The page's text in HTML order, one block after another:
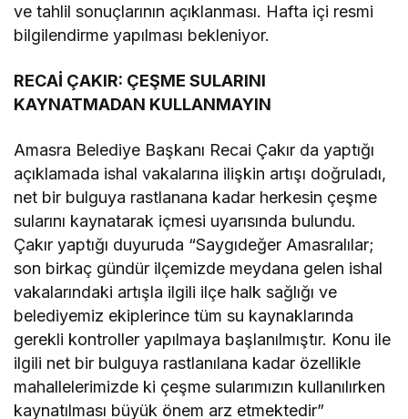
ve tahlil sonuçlarının açıklanması. Hafta içi resmi
bilgilendirme yapılması bekleniyor.
RECAİ ÇAKIR: ÇEŞME SULARINI
KAYNATMADAN KULLANMAYIN
Amasra Belediye Başkanı Recai Çakır da yaptığı
açıklamada ishal vakalarına ilişkin artışı doğruladı,
net bir bulguya rastlanana kadar herkesin çeşme
sularını kaynatarak içmesi uyarısında bulundu.
Çakır yaptığı duyuruda “Saygıdeğer Amasralılar;
son birkaç gündür ilçemizde meydana gelen ishal
vakalarındaki artışla ilgili ilçe halk sağlığı ve
belediyemiz ekiplerince tüm su kaynaklarında
gerekli kontroller yapılmaya başlanılmıştır. Konu ile
ilgili net bir bulguya rastlanılana kadar özellikle
mahallelerimizde ki çeşme sularımızın kullanılırken
kaynatılması büyük önem arz etmektedir”